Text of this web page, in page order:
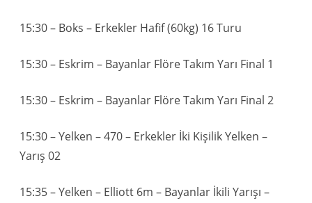
15:30 – Boks – Erkekler Hafif (60kg) 16 Turu
15:30 – Eskrim – Bayanlar Flöre Takım Yarı Final 1
15:30 – Eskrim – Bayanlar Flöre Takım Yarı Final 2
15:30 – Yelken – 470 – Erkekler İki Kişilik Yelken –
Yarış 02
15:35 – Yelken – Elliott 6m – Bayanlar İkili Yarışı –